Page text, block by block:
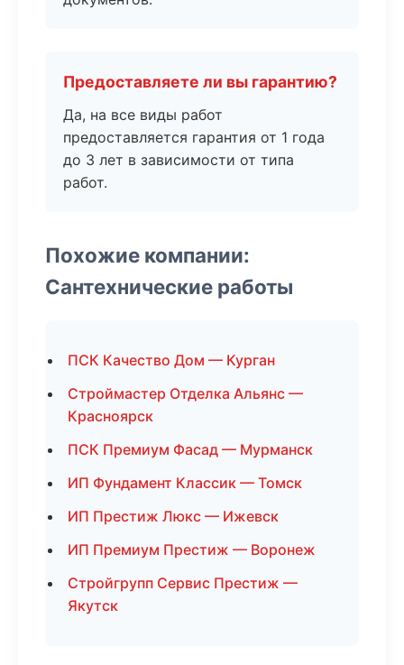
Предоставляете ли вы гарантию?
Да, на все виды работ
предоставляется гарантия от 1 года
до 3 лет в зависимости от типа
работ.
Похожие компании:
Сантехнические работы
ПСК Качество Дом — Курган
Строймастер Отделка Альянс —
Красноярск
ПСК Премиум Фасад — Мурманск
ИП Фундамент Классик — Томск
ИП Престиж Люкс — Ижевск
ИП Премиум Престиж — Воронеж
Стройгрупп Сервис Престиж —
Якутск